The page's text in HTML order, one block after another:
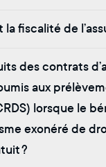
la fiscalité de
des contrats
aux
lorsque le
exonéré de
?